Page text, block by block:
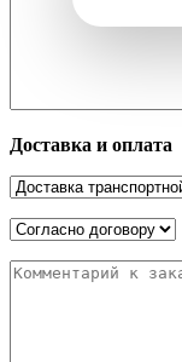
Доставка и оплата